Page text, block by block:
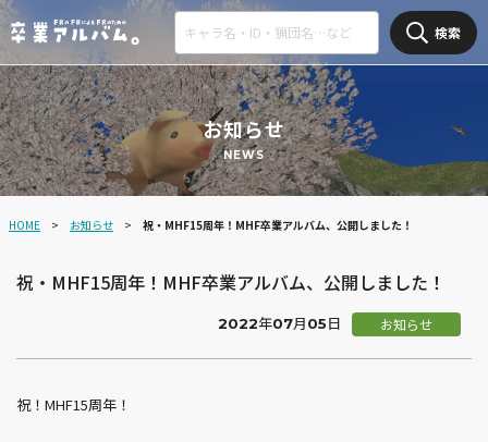
検索
お知らせ
NEWS
HOME お知らせ 祝・MHF15周年！MHF卒業アルバム、公開しました！
祝・MHF15周年！MHF卒業アルバム、公開しました！
2022年07月05日 お知らせ
祝！MHF15周年！